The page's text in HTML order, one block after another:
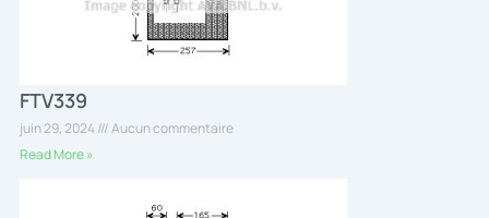
FTV339
juin 29, 2024
Aucun commentaire
Read More »